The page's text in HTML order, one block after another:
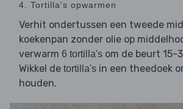
4. Tortilla's opwarmen
Verhit ondertussen een tweede
koekenpan zonder olie op
verwarm 6 tortilla's om de beurt 15-
Wikkel de tortilla's in een theedoek
houden.